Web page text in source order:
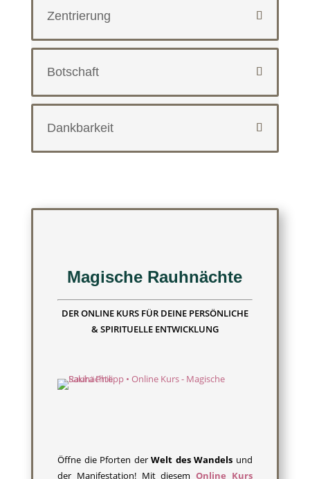
Zentrierung
Botschaft
Dankbarkeit
Magische Rauhnächte
DER ONLINE KURS FÜR DEINE PERSÖNLICHE
& SPIRITUELLE ENTWICKLUNG
Öffne die Pforten derWelt des Wandels und
der Manifestation! Mit diesemOnline Kurs